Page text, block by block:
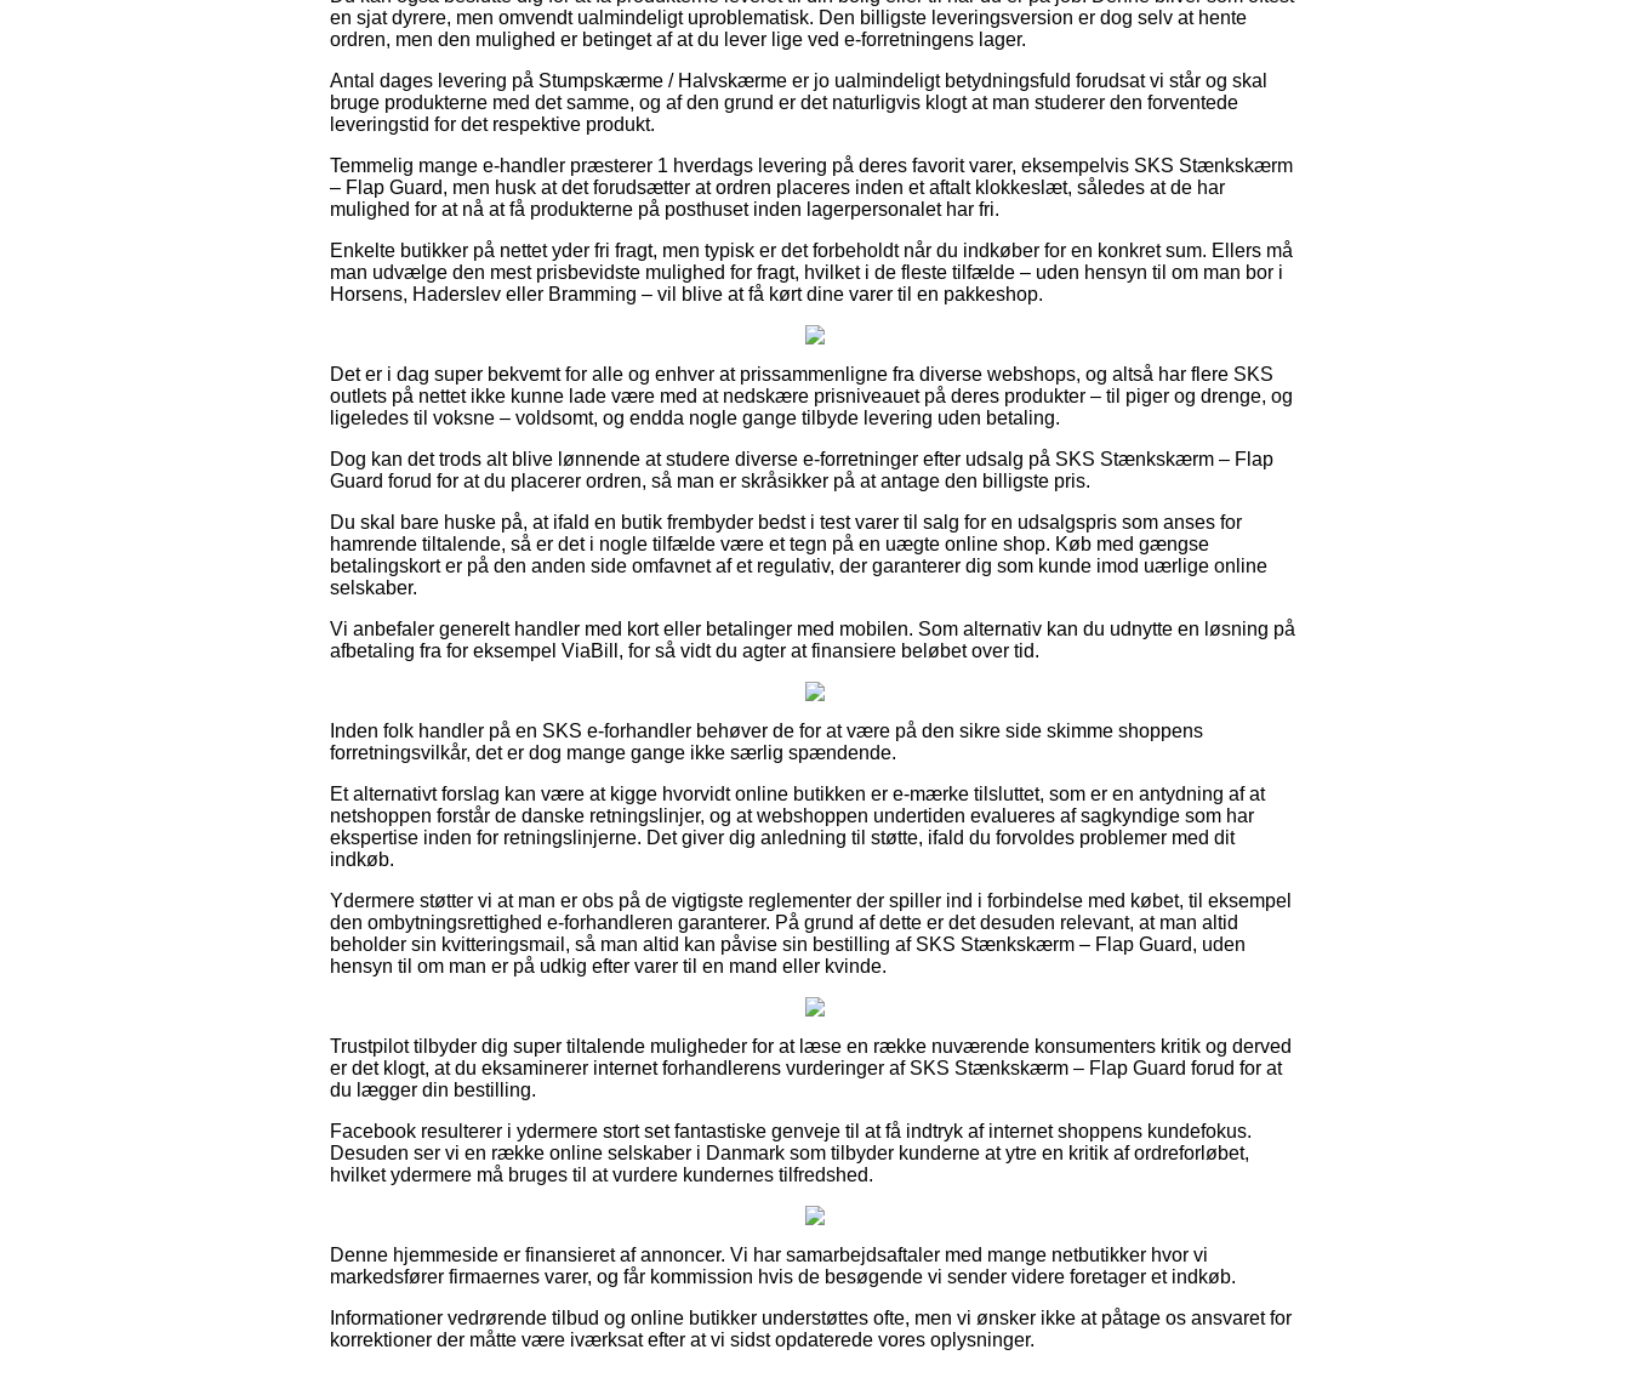
en sjat dyrere, men omvendt ualmindeligt uproblematisk. Den billigste leveringsversion er dog selv at hente
ordren, men den mulighed er betinget af at du lever lige ved e-forretningens lager.
Antal dages levering på Stumpskærme / Halvskærme er jo ualmindeligt betydningsfuld forudsat vi står og skal
bruge produkterne med det samme, og af den grund er det naturligvis klogt at man studerer den forventede
leveringstid for det respektive produkt.
Temmelig mange e-handler præsterer 1 hverdags levering på deres favorit varer, eksempelvis SKS Stænkskærm
– Flap Guard, men husk at det forudsætter at ordren placeres inden et aftalt klokkeslæt, således at de har
mulighed for at nå at få produkterne på posthuset inden lagerpersonalet har fri.
Enkelte butikker på nettet yder fri fragt, men typisk er det forbeholdt når du indkøber for en konkret sum. Ellers må
man udvælge den mest prisbevidste mulighed for fragt, hvilket i de fleste tilfælde – uden hensyn til om man bor i
Horsens, Haderslev eller Bramming – vil blive at få kørt dine varer til en pakkeshop.
Det er i dag super bekvemt for alle og enhver at prissammenligne fra diverse webshops, og altså har flere SKS
outlets på nettet ikke kunne lade være med at nedskære prisniveauet på deres produkter – til piger og drenge, og
ligeledes til voksne – voldsomt, og endda nogle gange tilbyde levering uden betaling.
Dog kan det trods alt blive lønnende at studere diverse e-forretninger efter udsalg på SKS Stænkskærm – Flap
Guard forud for at du placerer ordren, så man er skråsikker på at antage den billigste pris.
Du skal bare huske på, at ifald en butik frembyder bedst i test varer til salg for en udsalgspris som anses for
hamrende tiltalende, så er det i nogle tilfælde være et tegn på en uægte online shop. Køb med gængse
betalingskort er på den anden side omfavnet af et regulativ, der garanterer dig som kunde imod uærlige online
selskaber.
Vi anbefaler generelt handler med kort eller betalinger med mobilen. Som alternativ kan du udnytte en løsning på
afbetaling fra for eksempel ViaBill, for så vidt du agter at finansiere beløbet over tid.
Inden folk handler på en SKS e-forhandler behøver de for at være på den sikre side skimme shoppens
forretningsvilkår, det er dog mange gange ikke særlig spændende.
Et alternativt forslag kan være at kigge hvorvidt online butikken er e-mærke tilsluttet, som er en antydning af at
netshoppen forstår de danske retningslinjer, og at webshoppen undertiden evalueres af sagkyndige som har
ekspertise inden for retningslinjerne. Det giver dig anledning til støtte, ifald du forvoldes problemer med dit
indkøb.
Ydermere støtter vi at man er obs på de vigtigste reglementer der spiller ind i forbindelse med købet, til eksempel
den ombytningsrettighed e-forhandleren garanterer. På grund af dette er det desuden relevant, at man altid
beholder sin kvitteringsmail, så man altid kan påvise sin bestilling af SKS Stænkskærm – Flap Guard, uden
hensyn til om man er på udkig efter varer til en mand eller kvinde.
Trustpilot tilbyder dig super tiltalende muligheder for at læse en række nuværende konsumenters kritik og derved
er det klogt, at du eksaminerer internet forhandlerens vurderinger af SKS Stænkskærm – Flap Guard forud for at
du lægger din bestilling.
Facebook resulterer i ydermere stort set fantastiske genveje til at få indtryk af internet shoppens kundefokus.
Desuden ser vi en række online selskaber i Danmark som tilbyder kunderne at ytre en kritik af ordreforløbet,
hvilket ydermere må bruges til at vurdere kundernes tilfredshed.
Denne hjemmeside er finansieret af annoncer. Vi har samarbejdsaftaler med mange netbutikker hvor vi
markedsfører firmaernes varer, og får kommission hvis de besøgende vi sender videre foretager et indkøb.
Informationer vedrørende tilbud og online butikker understøttes ofte, men vi ønsker ikke at påtage os ansvaret for
korrektioner der måtte være iværksat efter at vi sidst opdaterede vores oplysninger.